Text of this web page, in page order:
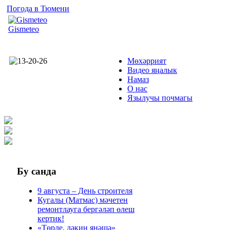
Погода в Тюмени
Gismeteo
Мөхәррият
Видео яңалык
Намаз
О нас
Язылучы почмагы
Бу санда
9 августа – День строителя
Кугалы (Матмас) мәчетен
ремонтлауга бергәләп өлеш
кертик!
«Төрле, ләкин янәшә»